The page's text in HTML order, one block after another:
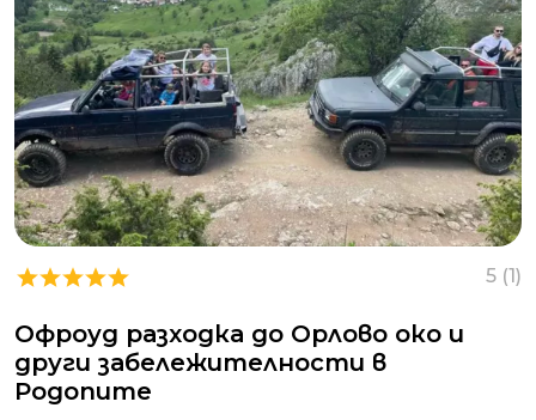
5 (1)
Офроуд разходка до Орлово око и
други забележителности в
Родопите